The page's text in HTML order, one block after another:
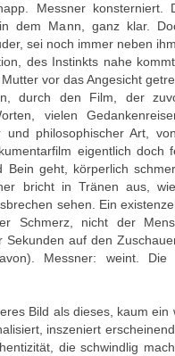
Messner konsterniert.
dem Mann, ganz klar.
sei noch immer neben
des Instinkts nahe
vor das Angesicht
durch den Film, der
vielen
und philosophischer Art,
eigentlich doch
geht, körperlich
bricht in Tränen aus,
sehen. Ein
Schmerz, nicht der
Sekunden auf den
Messner: weint. Die
Bild als dieses, kaum ein
inszeniert
die schwindlig